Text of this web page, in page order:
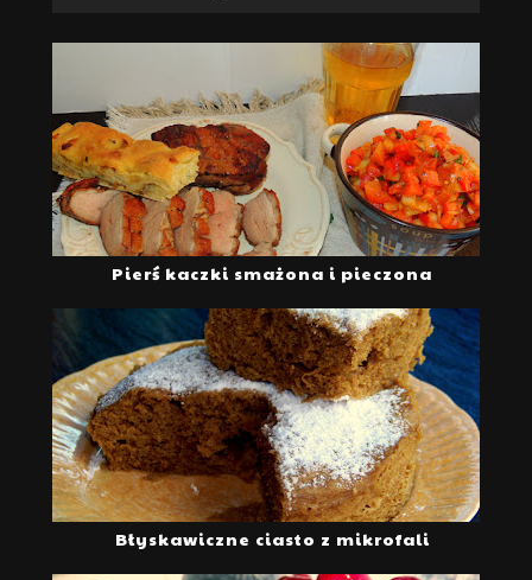
Pierś kaczki smażona i pieczona
Błyskawiczne ciasto z mikrofali